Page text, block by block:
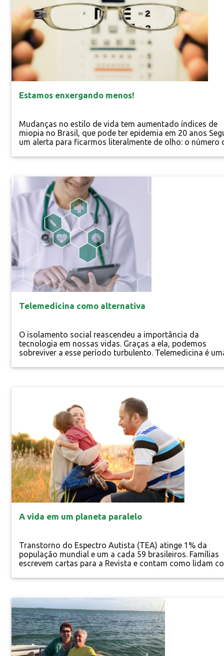
Estamos enxergando menos!
Mudanças no estilo de vida tem aumentado índices de
miopia no Brasil, que pode ter epidemia em 20 anos
um alerta para ficarmos literalmente de olho: o número
mundo e a tendência é que a situação piore nos
casos de miopia já alcançam o patamar de...
Notícias
Especial
Telemedicina como alternativa
O isolamento social reascendeu a importância da
tecnologia em nossas vidas. Graças a ela, podemos
sobreviver a esse período turbulento. Telemedicina é
remota, permitindo a interpretação de exames e a
A vida em um planeta paralelo
Transtorno do Espectro Autista (TEA) atinge 1% da
população mundial e um a cada 59 brasileiros. Famílias
escrevem cartas para a Revista e contam como lidam
anos, é carinhoso, inteligente e curioso, mas não fala.
três, já domina os números e sabe ler e escrever,
em outros...